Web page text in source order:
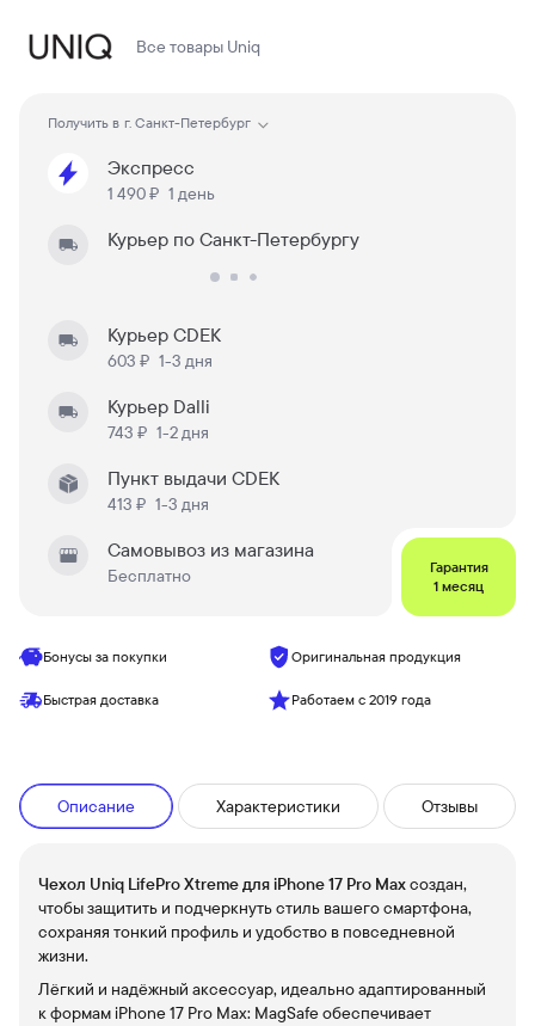
Все товары Uniq
Получить в г. Санкт-Петербург
Экспресс
1 490 ₽ 1 день
Курьер по Санкт-Петербургу
Курьер CDEK
603 ₽ 1-3 дня
Курьер Dalli
743 ₽ 1-2 дня
Пункт выдачи CDEK
413 ₽ 1-3 дня
Самовывоз из магазина
Бесплатно
Гарантия
1 месяц
Бонусы за покупки Оригинальная продукция
Быстрая доставка Работаем с 2019 года
Описание Характеристики Отзывы
Чехол Uniq LifePro Xtreme для iPhone 17 Pro Maxсоздан,
чтобы защитить и подчеркнуть стиль вашего смартфона,
сохраняя тонкий профиль и удобство в повседневной
жизни.
Лёгкий и надёжный аксессуар, идеально адаптированный
к формам iPhone 17 Pro Max: MagSafe обеспечивает